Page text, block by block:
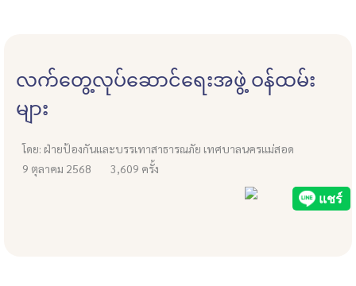
လက်တွေ့လုပ်ဆောင်ရေးအဖွဲ့ ဝန်ထမ်း
များ
โดย: ฝ่ายป้องกันเเละบรรเทาสาธารณภัย เทศบาลนครเเม่สอด
9 ตุลาคม 2568
3,609 ครั้ง